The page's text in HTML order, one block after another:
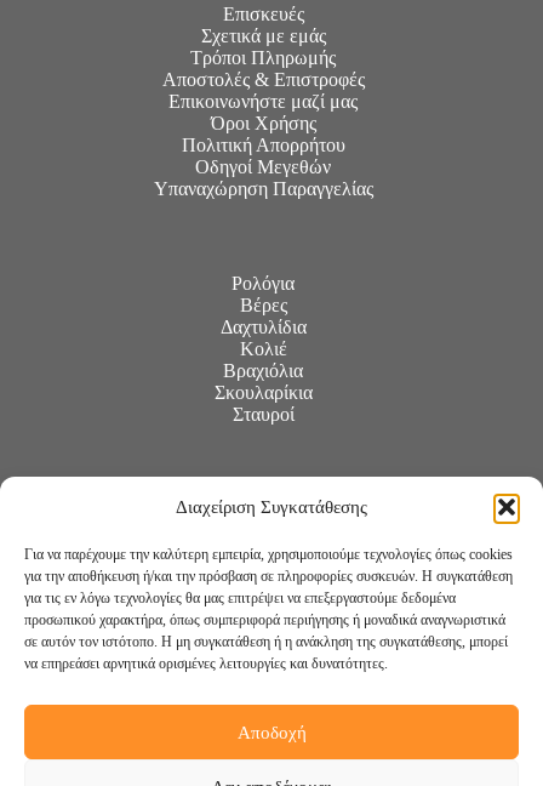
Διαχείριση Συγκατάθεσης
Για να παρέχουμε την καλύτερη εμπειρία, χρησιμοποιούμε τεχνολογίες όπως cookies
για την αποθήκευση ή/και την πρόσβαση σε πληροφορίες συσκευών. Η συγκατάθεση
για τις εν λόγω τεχνολογίες θα μας επιτρέψει να επεξεργαστούμε δεδομένα
προσωπικού χαρακτήρα, όπως συμπεριφορά περιήγησης ή μοναδικά αναγνωριστικά
σε αυτόν τον ιστότοπο. Η μη συγκατάθεση ή η ανάκληση της συγκατάθεσης, μπορεί
να επηρεάσει αρνητικά ορισμένες λειτουργίες και δυνατότητες.
Αποδοχή
Επισκευές
Σχετικά με εμάς
Τρόποι Πληρωμής
Αποστολές & Επιστροφές
Επικοινωνήστε μαζί μας
Όροι Χρήσης
Πολιτική Απορρήτου
Οδηγοί Μεγεθών
Υπαναχώρηση Παραγγελίας
Ρολόγια
Βέρες
Δαχτυλίδια
Κολιέ
Βραχιόλια
Σκουλαρίκια
Σταυροί